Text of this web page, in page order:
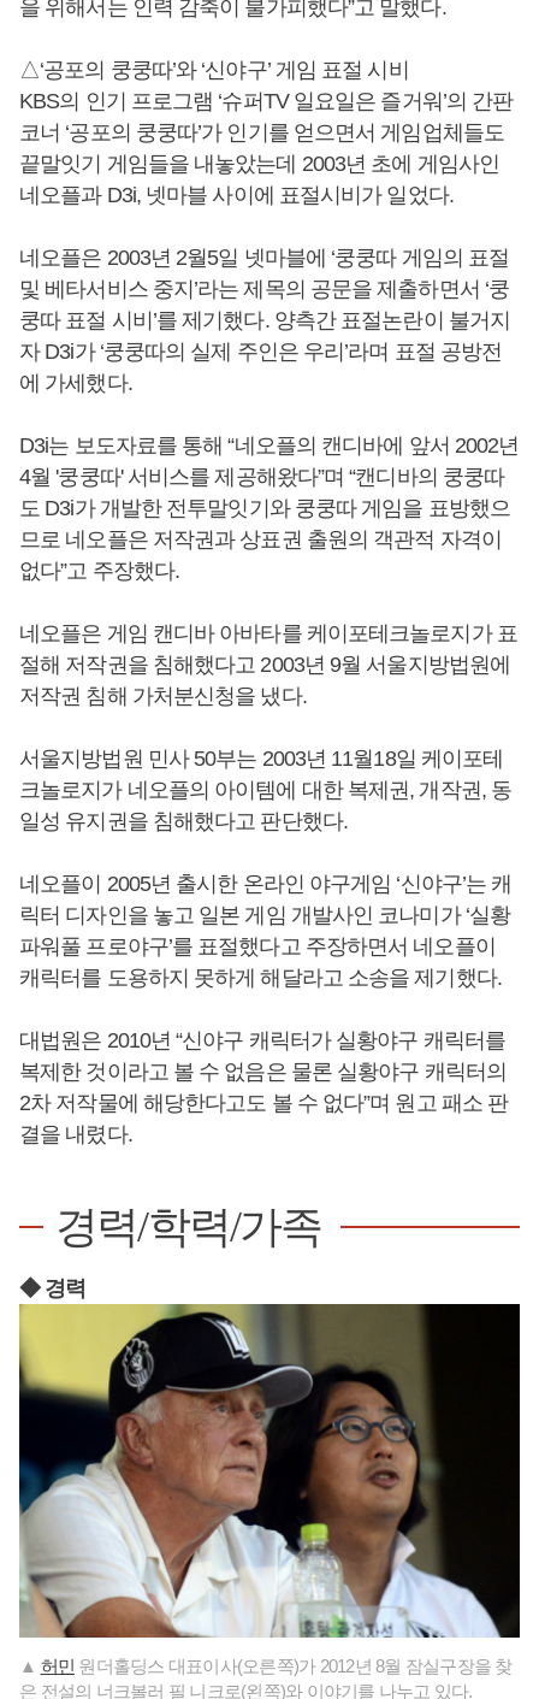
을 위해서는 인력 감축이 불가피했다”고 말했다.
△‘공포의 쿵쿵따’와 ‘신야구’ 게임 표절 시비
KBS의 인기 프로그램 ‘슈퍼TV 일요일은 즐거워’의 간판
코너 ‘공포의 쿵쿵따’가 인기를 얻으면서 게임업체들도
끝말잇기 게임들을 내놓았는데 2003년 초에 게임사인
네오플과 D3i, 넷마블 사이에 표절시비가 일었다.
네오플은 2003년 2월5일 넷마블에 ‘쿵쿵따 게임의 표절
및 베타서비스 중지’라는 제목의 공문을 제출하면서 ‘쿵
쿵따 표절 시비’를 제기했다. 양측간 표절논란이 불거지
자 D3i가 ‘쿵쿵따의 실제 주인은 우리’라며 표절 공방전
에 가세했다.
D3i는 보도자료를 통해 “네오플의 캔디바에 앞서 2002년
4월 '쿵쿵따' 서비스를 제공해왔다”며 “캔디바의 쿵쿵따
도 D3i가 개발한 전투말잇기와 쿵쿵따 게임을 표방했으
므로 네오플은 저작권과 상표권 출원의 객관적 자격이
없다”고 주장했다.
네오플은 게임 캔디바 아바타를 케이포테크놀로지가 표
절해 저작권을 침해했다고 2003년 9월 서울지방법원에
저작권 침해 가처분신청을 냈다.
서울지방법원 민사 50부는 2003년 11월18일 케이포테
크놀로지가 네오플의 아이템에 대한 복제권, 개작권, 동
일성 유지권을 침해했다고 판단했다.
네오플이 2005년 출시한 온라인 야구게임 ‘신야구’는 캐
릭터 디자인을 놓고 일본 게임 개발사인 코나미가 ‘실황
파워풀 프로야구’를 표절했다고 주장하면서 네오플이
캐릭터를 도용하지 못하게 해달라고 소송을 제기했다.
대법원은 2010년 “신야구 캐릭터가 실황야구 캐릭터를
복제한 것이라고 볼 수 없음은 물론 실황야구 캐릭터의
2차 저작물에 해당한다고도 볼 수 없다”며 원고 패소 판
결을 내렸다.
경력/학력/가족
◆ 경력
▲ 허민 원더홀딩스 대표이사(오른쪽)가 2012년 8월 잠실구장을 찾
은 전설의 너크볼러 필 니크로(왼쪽)와 이야기를 나누고 있다.